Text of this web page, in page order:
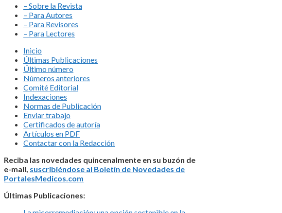
– Sobre la Revista
– Para Autores
– Para Revisores
– Para Lectores
Inicio
Últimas Publicaciones
Último número
Números anteriores
Comité Editorial
Indexaciones
Normas de Publicación
Enviar trabajo
Certificados de autoría
Artículos en PDF
Contactar con la Redacción
Reciba las novedades quincenalmente en su buzón de
e-mail, suscribiéndose al Boletín de Novedades de
PortalesMedicos.com
Últimas Publicaciones: